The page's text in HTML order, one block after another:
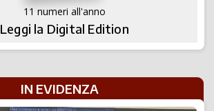
11 numeri all'anno
Leggi la Digital Edition
IN EVIDENZA